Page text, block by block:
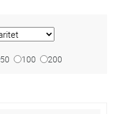
50 100 200